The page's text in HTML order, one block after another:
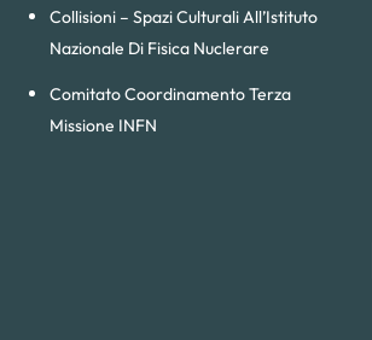
Collisioni – Spazi Culturali All’Istituto
Nazionale Di Fisica Nuclerare
Comitato Coordinamento Terza
Missione INFN